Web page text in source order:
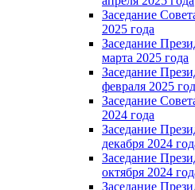
Заседание
2025 года
Заседание
марта 2025 года
Заседание
февраля 2025
Заседание
2024 года
Заседание
декабря 2024
Заседание
октября 2024
Заседание